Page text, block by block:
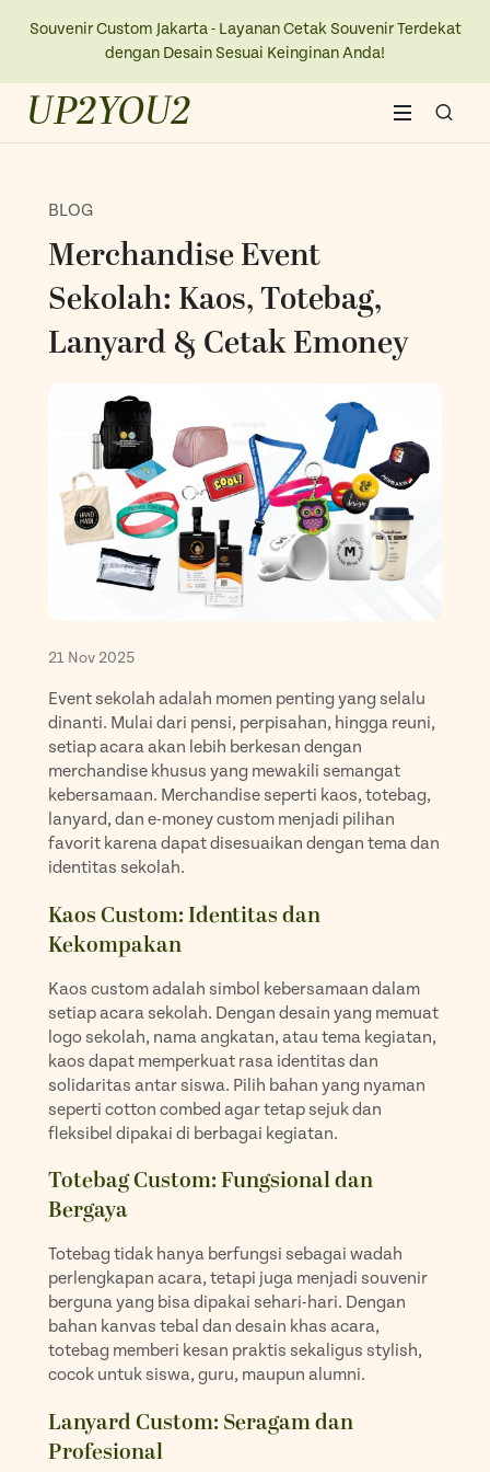
Souvenir Custom Jakarta - Layanan Cetak Souvenir Terdekat
dengan Desain Sesuai Keinginan Anda!
UP2YOU2
About Us
Blogs
Contact Us
New Collection
Souvenir
Media Promotion
Gallery
BLOG
Merchandise Event
Sekolah: Kaos, Totebag,
Lanyard & Cetak Emoney
21 Nov 2025
Event sekolah adalah momen penting yang selalu
dinanti. Mulai dari pensi, perpisahan, hingga reuni,
setiap acara akan lebih berkesan dengan
merchandise khusus yang mewakili semangat
kebersamaan. Merchandise seperti kaos, totebag,
lanyard, dan e-money custom menjadi pilihan
favorit karena dapat disesuaikan dengan tema dan
identitas sekolah.
Kaos Custom: Identitas dan
Kekompakan
Kaos custom adalah simbol kebersamaan dalam
setiap acara sekolah. Dengan desain yang memuat
logo sekolah, nama angkatan, atau tema kegiatan,
kaos dapat memperkuat rasa identitas dan
solidaritas antar siswa. Pilih bahan yang nyaman
seperti cotton combed agar tetap sejuk dan
fleksibel dipakai di berbagai kegiatan.
Totebag Custom: Fungsional dan
Bergaya
Totebag tidak hanya berfungsi sebagai wadah
perlengkapan acara, tetapi juga menjadi souvenir
berguna yang bisa dipakai sehari-hari. Dengan
bahan kanvas tebal dan desain khas acara,
totebag memberi kesan praktis sekaligus stylish,
cocok untuk siswa, guru, maupun alumni.
Lanyard Custom: Seragam dan
Profesional